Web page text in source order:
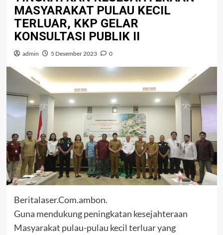
MASYARAKAT PULAU KECIL
TERLUAR, KKP GELAR
KONSULTASI PUBLIK II
admin 5 Desember 2023 0
Beritalaser.Com.ambon.
Guna mendukung peningkatan kesejahteraan
Masyarakat pulau-pulau kecil terluar yang